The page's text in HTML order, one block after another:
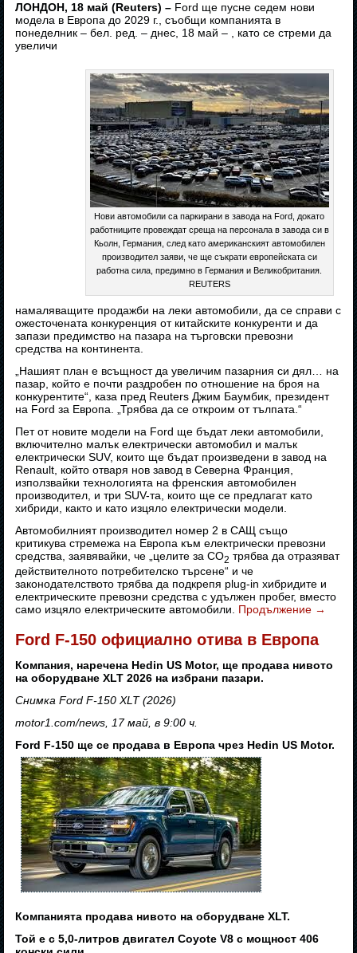
ЛОНДОН, 18 май (Reuters) – Ford ще пусне седем нови
модела в Европа до 2029 г., съобщи компанията в
понеделник – бел. ред. – днес, 18 май – , като се стреми да
увеличи
Нови автомобили са паркирани в завода на Ford, докато
работниците провеждат среща на персонала в завода си в
Кьолн, Германия, след като американският автомобилен
производител заяви, че ще съкрати европейската си
работна сила, предимно в Германия и Великобритания.
REUTERS
намаляващите продажби на леки автомобили, да се справи с
ожесточената конкуренция от китайските конкуренти и да
запази предимство на пазара на търговски превозни
средства на континента.
„Нашият план е всъщност да увеличим пазарния си дял… на
пазар, който е почти раздробен по отношение на броя на
конкурентите“, каза пред Reuters Джим Баумбик, президент
на Ford за Европа. „Трябва да се откроим от тълпата.“
Пет от новите модели на Ford ще бъдат леки автомобили,
включително малък електрически автомобил и малък
електрически SUV, които ще бъдат произведени в завод на
Renault, който отваря нов завод в Северна Франция,
използвайки технологията на френския автомобилен
производител, и три SUV-та, които ще се предлагат като
хибриди, както и като изцяло електрически модели.
Автомобилният производител номер 2 в САЩ също
критикува стремежа на Европа към електрически превозни
средства, заявявайки, че „целите за CO2 трябва да отразяват
действителното потребителско търсене“ и че
законодателството трябва да подкрепя plug-in хибридите и
електрическите превозни средства с удължен пробег, вместо
само изцяло електрическите автомобили. Продължение →
Ford F-150 официално отива в Европа
Компания, наречена Hedin US Motor, ще продава нивото
на оборудване XLT 2026 на избрани пазари.
Снимка Ford F-150 XLT (2026)
motor1.com/news, 17 май, в 9:00 ч.
Ford F-150 ще се продава в Европа чрез Hedin US Motor.
Компанията продава нивото на оборудване XLT.
Той е с 5,0-литров двигател Coyote V8 с мощност 406